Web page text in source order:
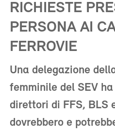
RICHIESTE
PERSONA AI
FERROVIE
Una delegazione
femminile del SEV
direttori di FFS, BLS
dovrebbero e